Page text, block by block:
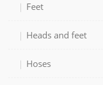
Feet
Heads and feet
Hoses